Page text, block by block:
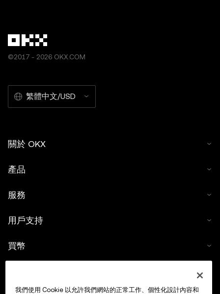
©2017 - 2026 OKX.COM
繁體中文/USD
關於 OKX
產品
服務
用戶支持
買幣
我們使用 Cookie 以允許我們網站的正常工作、個性化設計內容和